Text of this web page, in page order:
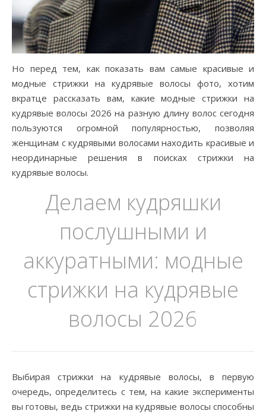
Но перед тем, как показать вам самые красивые и
модные стрижки на кудрявые волосы фото, хотим
вкратце рассказать вам, какие модные стрижки на
кудрявые волосы 2026 на разную длину волос сегодня
пользуются огромной популярностью, позволяя
женщинам с кудрявыми волосами находить красивые и
неординарные решения в поисках стрижки на
кудрявые волосы.
Делаем кудряшки
послушными и
аккуратными: модные
стрижки на кудрявые
волосы 2026
Выбирая стрижки на кудрявые волосы, в первую
очередь, определитесь с тем, на какие эксперименты
вы готовы, ведь стрижки на кудрявые волосы способны